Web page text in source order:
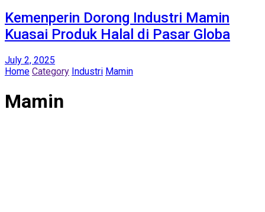
Kemenperin Dorong Industri Mamin
Kuasai Produk Halal di Pasar Globa
July 2, 2025
Home Category Industri Mamin
Mamin